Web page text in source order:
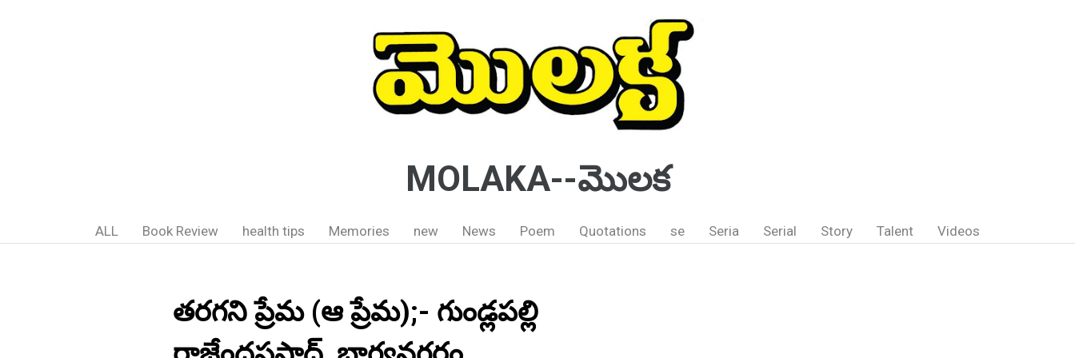
MOLAKA--మొలక
ALL Book Review health tips Memories new News Poem Quotations se Seria Serial Story Talent Videos
తరగని ప్రేమ (ఆ ప్రేమ);- గుండ్లపల్లి